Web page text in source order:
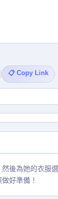
📋 Copy Link
後為她的衣服
好準備！